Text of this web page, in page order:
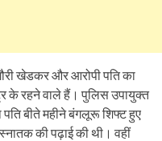
खेडकर और आरोपी पति का
के रहने वाले हैं। पुलिस उपायुक्त
पति बीते महीने बंगलूरू शिफ्ट हुए
की पढ़ाई की थी। वहीं